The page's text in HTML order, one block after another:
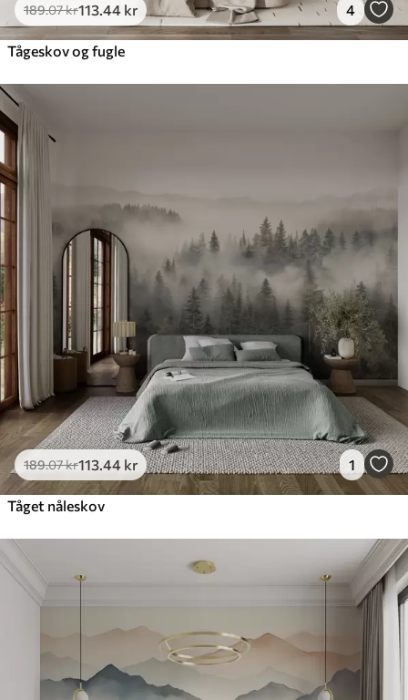
189.07kr113.44 kr 4
Tågeskov og fugle
189.07kr113.44 kr 1
Tåget nåleskov